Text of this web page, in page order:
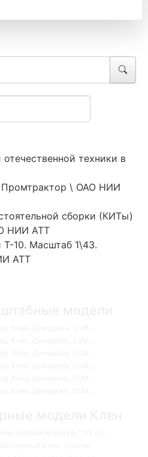
техники в
\ ОАО НИИ
сборки (КИТы)
НИИ АТТ
Т-10. Масштаб 1\43.
АТТ